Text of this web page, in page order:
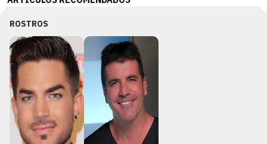
ROSTROS